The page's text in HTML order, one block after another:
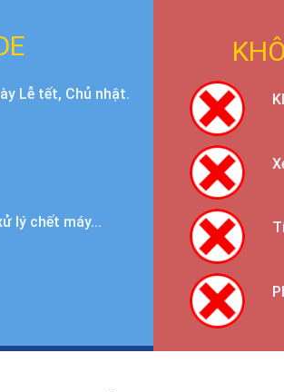
Lễ tết, Chủ nhật.
lý chết máy...